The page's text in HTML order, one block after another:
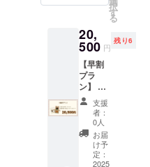
寄贈プ
早割10
体寄贈
プラン
と同じ
内容に
なりま
す。 ★
寄贈さ
せてい
ただく
商品に
ついて
択
す
る
20,
500 円
残り6
【早割
プラ
ン】 ・
数量：
10点 ・
サイ
ズ：約
53cm
支援
者：
0人
お届
け予
定：
2025